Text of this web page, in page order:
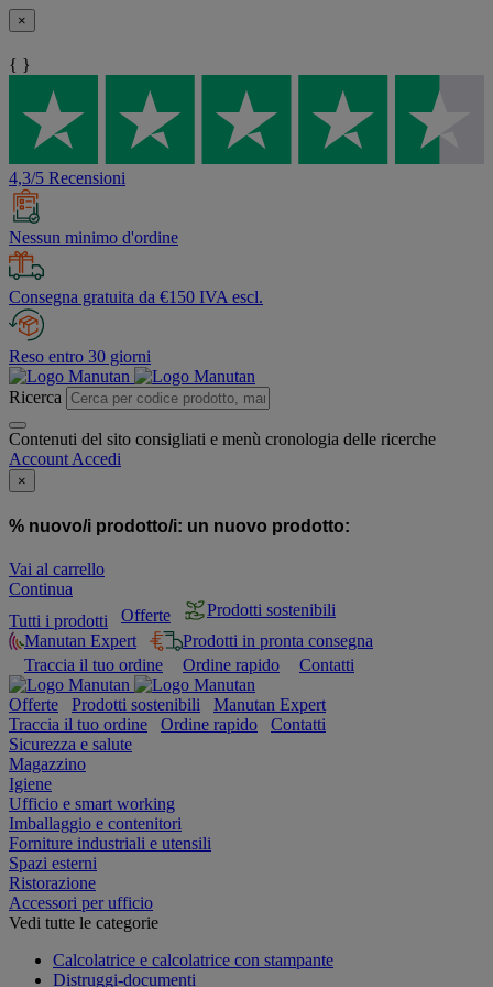
×
{ }
4,3/5 Recensioni
Nessun minimo d'ordine
Consegna gratuita da €150 IVA escl.
Reso entro 30 giorni
Ricerca
Contenuti del sito consigliati e menù cronologia delle ricerche
Account Accedi
×
% nuovo/i prodotto/i: un nuovo prodotto:
Vai al carrello
Continua
Tutti i prodotti
Offerte
Prodotti sostenibili
Manutan Expert
Prodotti in pronta consegna
Traccia il tuo ordine
Ordine rapido Contatti
Offerte Prodotti sostenibili
Manutan Expert
Traccia il tuo ordine
Ordine rapido
Contatti
Sicurezza e salute
Magazzino
Igiene
Ufficio e smart working
Imballaggio e contenitori
Forniture industriali e utensili
Spazi esterni
Ristorazione
Accessori per ufficio
Vedi tutte le categorie
Calcolatrice e calcolatrice con stampante
Distruggi-documenti